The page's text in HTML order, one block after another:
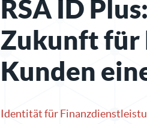
RSA ID
Zukunft für
Kunden
Identität für